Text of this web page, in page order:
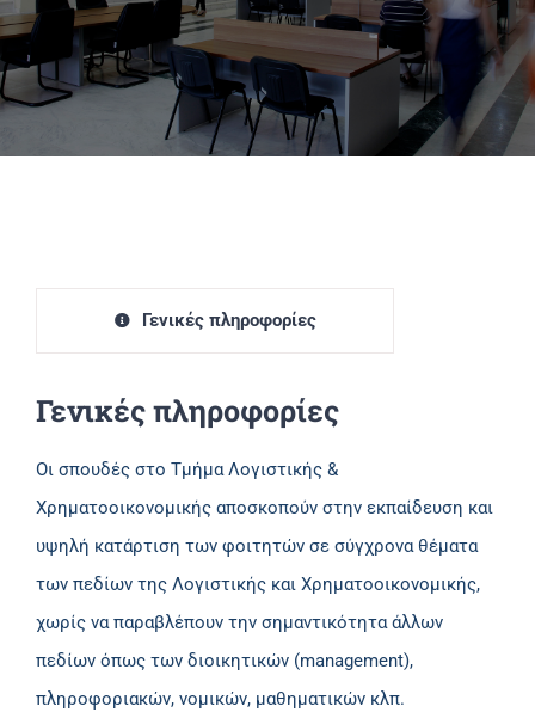
Πανεπιστημιακές Μονάδες
Γενικές πληροφορίες
Γενικές πληροφορίες
Οι σπουδές στο Τμήμα Λογιστικής &
Χρηματοοικονομικής αποσκοπούν στην εκπαίδευση και
υψηλή κατάρτιση των φοιτητών σε σύγχρονα θέματα
των πεδίων της Λογιστικής και Χρηματοοικονομικής,
χωρίς να παραβλέπουν την σημαντικότητα άλλων
πεδίων όπως των διοικητικών (management),
πληροφοριακών, νομικών, μαθηματικών κλπ.